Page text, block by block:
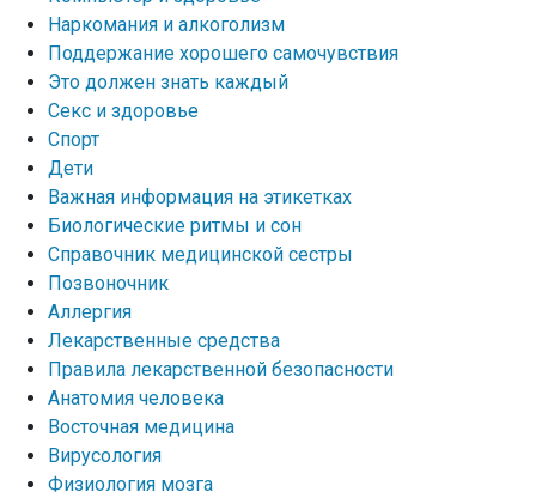
Наркомания и алкоголизм
Поддержание хорошего самочувствия
Это должен знать каждый
Секс и здоровье
Спорт
Дети
Важная информация на этикетках
Биологические ритмы и сон
Справочник медицинской сестры
Позвоночник
Аллергия
Лекарственные средства
Правила лекарственной безопасности
Aнатомия человека
Восточная медицина
Вирусология
Физиология мозга